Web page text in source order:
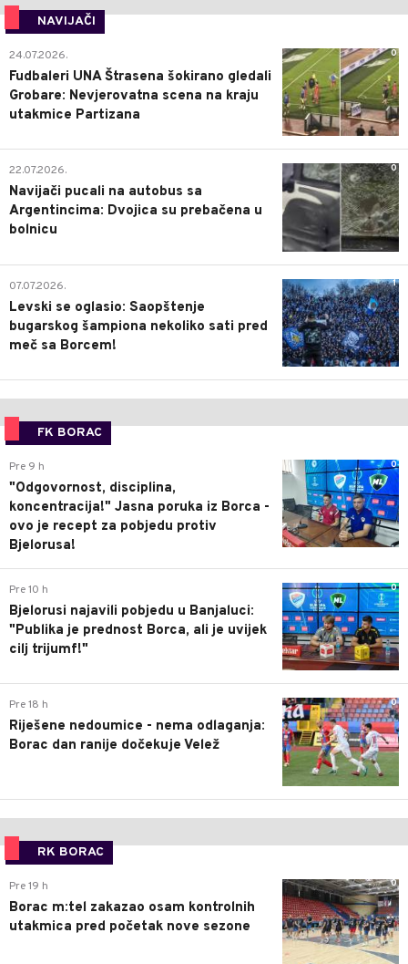
NAVIJAČI
0
24.07.2026.
Fudbaleri UNA Štrasena šokirano gledali
Grobare: Nevjerovatna scena na kraju
utakmice Partizana
0
22.07.2026.
Navijači pucali na autobus sa
Argentincima: Dvojica su prebačena u
bolnicu
1
07.07.2026.
Levski se oglasio: Saopštenje
bugarskog šampiona nekoliko sati pred
meč sa Borcem!
FK BORAC
0
Pre 9 h
"Odgovornost, disciplina,
koncentracija!" Jasna poruka iz Borca -
ovo je recept za pobjedu protiv
Bjelorusa!
0
Pre 10 h
Bjelorusi najavili pobjedu u Banjaluci:
"Publika je prednost Borca, ali je uvijek
cilj trijumf!"
0
Pre 18 h
Riješene nedoumice - nema odlaganja:
Borac dan ranije dočekuje Velež
RK BORAC
0
Pre 19 h
Borac m:tel zakazao osam kontrolnih
utakmica pred početak nove sezone